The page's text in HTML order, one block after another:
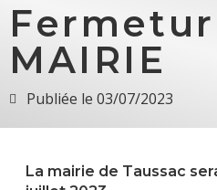
MAIRIE
Publiée le 03/07/2023
La mairie de Taussac